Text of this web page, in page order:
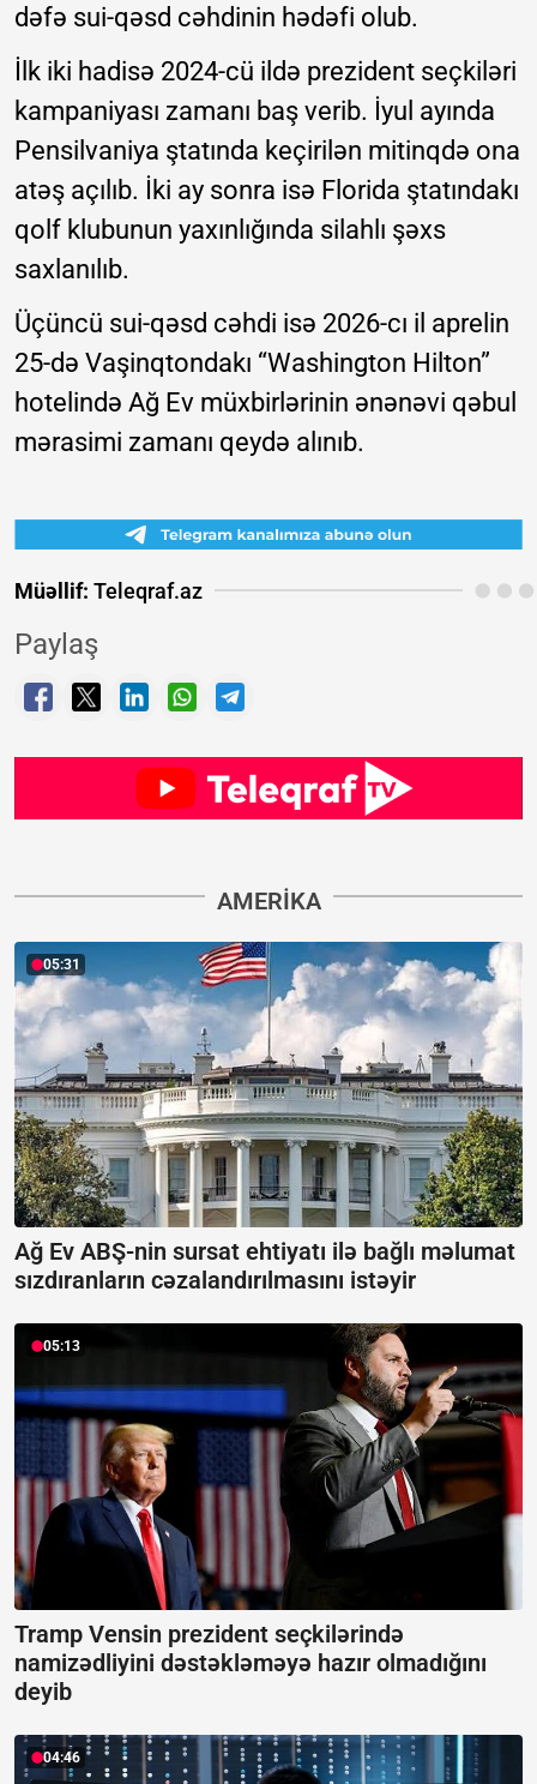
dəfə sui-qəsd cəhdinin hədəfi olub.
İlk iki hadisə 2024-cü ildə prezident seçkiləri
kampaniyası zamanı baş verib. İyul ayında
Pensilvaniya ştatında keçirilən mitinqdə ona
atəş açılıb. İki ay sonra isə Florida ştatındakı
qolf klubunun yaxınlığında silahlı şəxs
saxlanılıb.
Üçüncü sui-qəsd cəhdi isə 2026-cı il aprelin
25-də Vaşinqtondakı “Washington Hilton”
hotelində Ağ Ev müxbirlərinin ənənəvi qəbul
mərasimi zamanı qeydə alınıb.
Müəllif: Teleqraf.az
Paylaş
AMERIKA
05:31
Ağ Ev ABŞ-nin sursat ehtiyatı ilə bağlı məlumat
sızdıranların cəzalandırılmasını istəyir
05:13
Tramp Vensin prezident seçkilərində
namizədliyini dəstəkləməyə hazır olmadığını
deyib
04:46